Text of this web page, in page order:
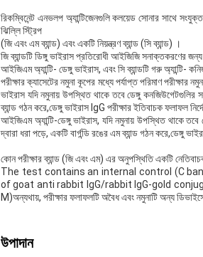
রিকম্বিনেন্ট এনভলপ অ্যান্টিজেনগুলি কলয়েড সোনার সাথে
ঝিল্লি স্ট্রিপ
(জি এবং এম ব্যান্ড) এবং একটি নিয়ন্ত্রণ ব্যান্ড (সি ব্যান্ড) ।
জি ব্যান্ডটি ডিঙ্গু ভাইরাস প্রতিরোধী আইজিজি সনাক্তকরণের
আইজিএম অ্যান্টি- ডেঙ্গু ভাইরাস, এবং সি ব্যান্ডটি গরু অ্যান্টি-
পরীক্ষার ক্যাসেটের নমুনা কূপের মধ্যে পর্যাপ্ত পরিমাণ পরীক্ষার
ভাইরাস যদি নমুনায় উপস্থিত থাকে তবে ডেঙ্গু কনজিউগেটগুলির
ব্যান্ড গঠন করে,ডেঙ্গু ভাইরাস IgG পরীক্ষার ইতিবাচক ফলাফল
আইজিএম অ্যান্টি-ডেঙ্গু ভাইরাস, যদি নমুনায় উপস্থিত থাকে
দ্বারা ধরা পড়ে, একটি বার্গন্ডি রঙের এম ব্যান্ড গঠন করে,ডেঙ্গু
কোন পরীক্ষার ব্যান্ড (জি এবং এম) এর অনুপস্থিতি একটি
The test contains an internal control (C
of goat anti rabbit IgG/rabbit IgG-gold
M)অন্যথায়, পরীক্ষার ফলাফলটি অবৈধ এবং নমুনাটি অন্য
উপাদান